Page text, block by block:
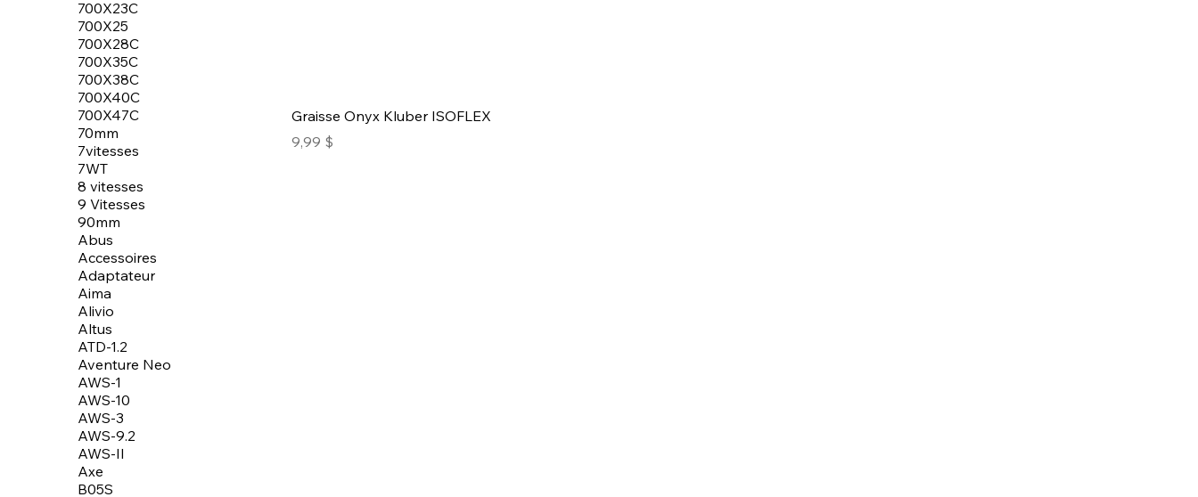
700X23C
700X25
700X28C
700X35C
700X38C
700X40C
700X47C
70mm
7vitesses
7WT
8 vitesses
9 Vitesses
90mm
Abus
Accessoires
Adaptateur
Aima
Alivio
Altus
ATD-1.2
Aventure Neo
AWS-1
AWS-10
AWS-3
AWS-9.2
AWS-II
Axe
B05S
Graisse Onyx Kluber ISOFLEX
Prix
9,99 $